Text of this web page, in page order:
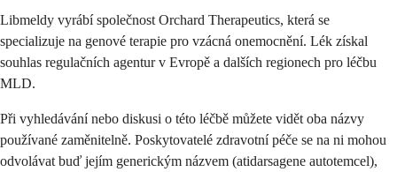
Libmeldy vyrábí společnost Orchard Therapeutics, která se
specializuje na genové terapie pro vzácná onemocnění. Lék získal
souhlas regulačních agentur v Evropě a dalších regionech pro léčbu
MLD.
Při vyhledávání nebo diskusi o této léčbě můžete vidět oba názvy
používané zaměnitelně. Poskytovatelé zdravotní péče se na ni mohou
odvolávat buď jejím generickým názvem (atidarsagene autotemcel),